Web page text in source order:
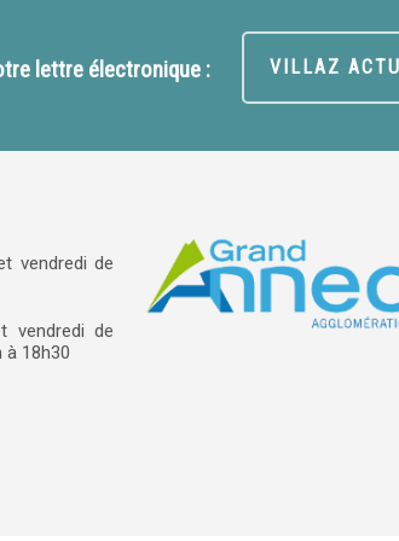
lettre électronique : VILLAZ
vendredi de
vendredi de
à 18h30